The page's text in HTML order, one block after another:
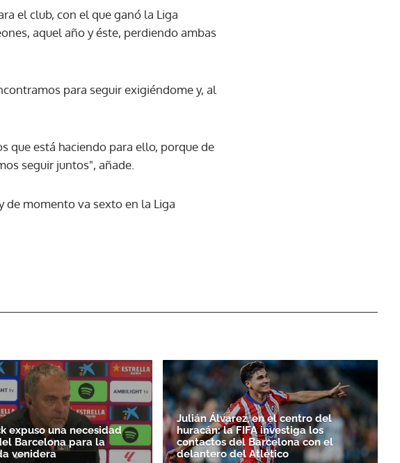
el club, con el que ganó la Liga
aquel año y éste, perdiendo ambas
para seguir exigiéndome y, al
que está haciendo para ello, porque de
seguir juntos", añade.
de momento va sexto en la Liga
expuso una necesidad
Barcelona para la
venidera
Julián Álvarez, en el centro del
huracán: la FIFA investiga los
contactos del Barcelona con el
delantero del Atlético